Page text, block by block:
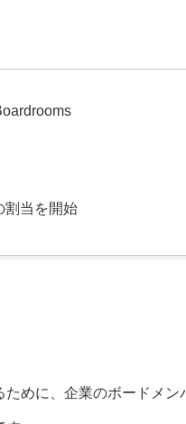
割当を開始
めに、企業のボードメ